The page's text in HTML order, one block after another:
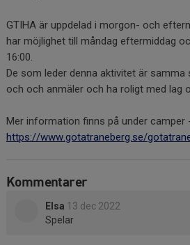
GTIHA är uppdelad i morgon- och
har möjlighet till måndag eftermiddag
16:00.
De som leder denna aktivitet är
och och anmäler och ha roligt med lag
Mer information finns på under camper
https://www.gotatraneberg.se/
Kommentarer
Elsa 13 dec 2022
Spelar